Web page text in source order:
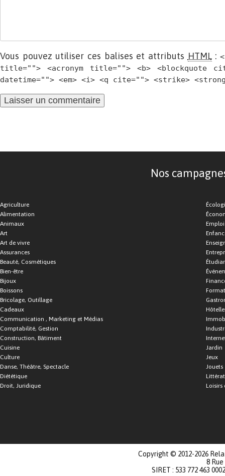
Vous pouvez utiliser ces balises et attributs HTML:
title=""> <acronym title=""> <b> <blockquote
datetime=""> <em> <i> <q cite=""> <strike>
Nos
Agriculture
Alimentation
Animaux
Art
Art de vivre
Assurances
Beauté, Cosmétiques
Bien-être
Bijoux
Boissons
Bricolage, Outillage
Cadeaux
Communication , Marketing et Médias
Comptabilité, Gestion
Construction, Bâtiment
Cuisine
Culture
Danse, Théâtre, Spectacle
Diététique
Droit, Juridique
Emploi
Jardin
Jeux
Jouets
Loisirs
Copyright © 2012-2026
8
SIRET : 533 772 463